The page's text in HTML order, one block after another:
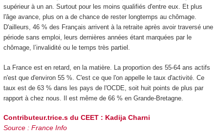
supérieur à un an. Surtout pour les moins qualifiés d'entre eux. Et plus
l'âge avance, plus on a de chance de rester longtemps au chômage.
D'ailleurs, 46 % des Français arrivent à la retraite après avoir traversé une
période sans emploi, leurs dernières années étant marquées par le
chômage, l’invalidité ou le temps très partiel.
La France est en retard, en la matière. La proportion des 55-64 ans actifs
n'est que d'environ 55 %. C'est ce que l'on appelle le taux d'activité. Ce
taux est de 63 % dans les pays de l'OCDE, soit huit points de plus par
rapport à chez nous. Il est même de 66 % en Grande-Bretagne.
Contributeur.trice.s du CEET : Kadija Charni
Source : France Info